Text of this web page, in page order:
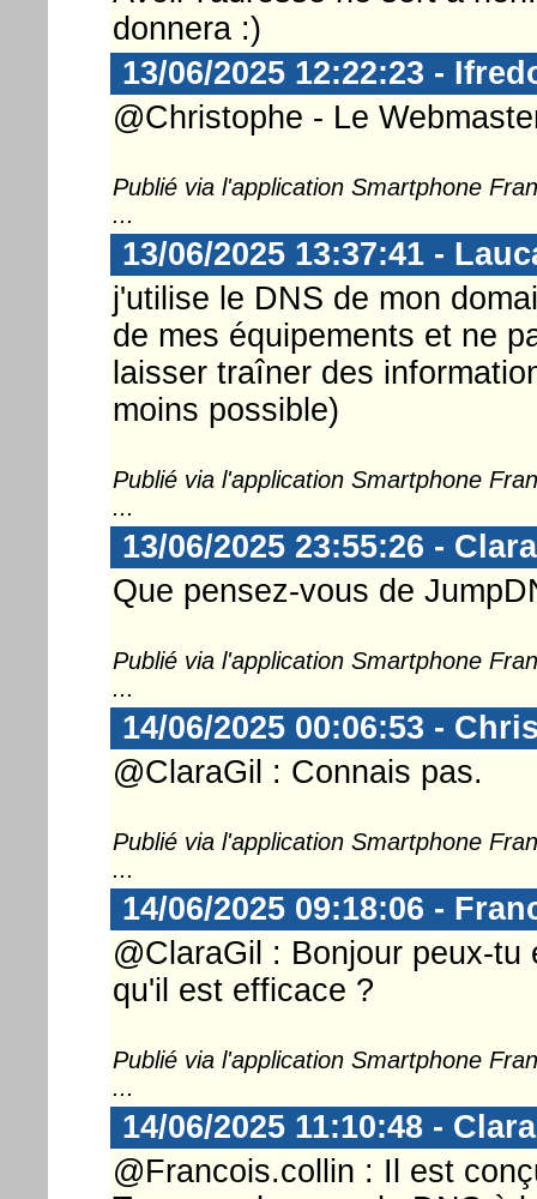
donnera :)
13/06/2025 12:22:23 -
@Christophe - Le
Publié via l'application Smartphone
...
13/06/2025 13:37:41 -
j'utilise le DNS de mon
de mes équipements et ne
laisser traîner des
moins possible)
Publié via l'application Smartphone
...
13/06/2025 23:55:26 -
Que pensez-vous de
Publié via l'application Smartphone
...
14/06/2025 00:06:53 -
@ClaraGil : Connais pas.
Publié via l'application Smartphone
...
14/06/2025 09:18:06 -
@ClaraGil : Bonjour peux-
qu'il est efficace ?
Publié via l'application Smartphone
...
14/06/2025 11:10:48 -
@Francois.collin : Il est